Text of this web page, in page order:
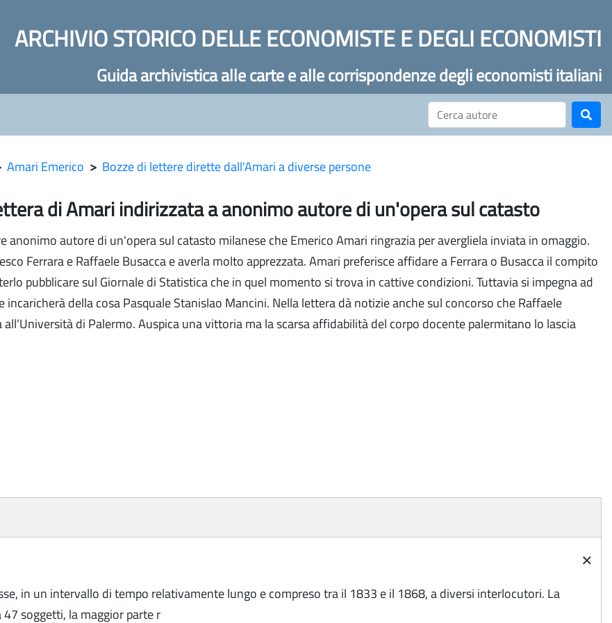
ARCHIVIO STORICO DELLE ECONOMISTE E DEGLI ECONOMISTI
Guida archivistica alle carte e alle corrispondenze degli economisti italiani
Amari Emerico > Bozze di lettere dirette dall'Amari a diverse persone
di Amari indirizzata a anonimo autore di un'opera sul catasto
autore di un'opera sul catasto milanese che Emerico Amari ringrazia per avergliela inviata in omaggio.
Ferrara e Raffaele Busacca e averla molto apprezzata. Amari preferisce affidare a Ferrara o Busacca il compito
pubblicare sul Giornale di Statistica che in quel momento si trova in cattive condizioni. Tuttavia si impegna ad
della cosa Pasquale Stanislao Mancini. Nella lettera dà notizie anche sul concorso che Raffaele
di Palermo. Auspica una vittoria ma la scarsa affidabilità del corpo docente palermitano lo lascia
×
in un intervallo di tempo relativamente lungo e compreso tra il 1833 e il 1868, a diversi interlocutori. La
soggetti, la maggior parte r